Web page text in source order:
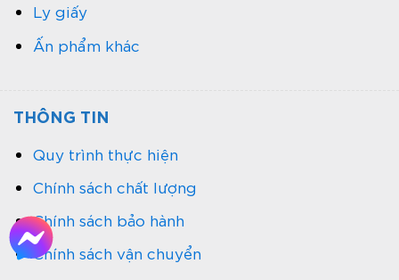
Ly giấy
Ấn phẩm khác
THÔNG TIN
Quy trình thực hiện
Chính sách chất lượng
Chính sách bảo hành
Chính sách vận chuyển